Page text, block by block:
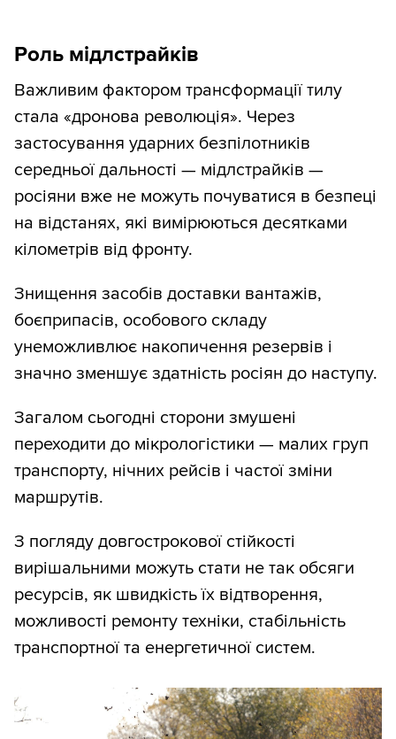
Роль мідлстрайків
Важливим фактором трансформації тилу
стала «дронова революція». Через
застосування ударних безпілотників
середньої дальності — мідлстрайків —
росіяни вже не можуть почуватися в безпеці
на відстанях, які вимірюються десятками
кілометрів від фронту.
Знищення засобів доставки вантажів,
боєприпасів, особового складу
унеможливлює накопичення резервів і
значно зменшує здатність росіян до наступу.
Загалом сьогодні сторони змушені
переходити до мікрологістики — малих груп
транспорту, нічних рейсів і частої зміни
маршрутів.
З погляду довгострокової стійкості
вирішальними можуть стати не так обсяги
ресурсів, як швидкість їх відтворення,
можливості ремонту техніки, стабільність
транспортної та енергетичної систем.